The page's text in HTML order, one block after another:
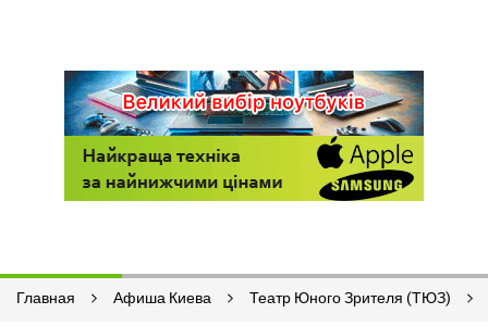
Главная Афиша Киева Театр Юного Зрителя (ТЮЗ)